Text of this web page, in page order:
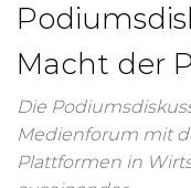
Macht der
Die
Medienforum mit
Plattformen in